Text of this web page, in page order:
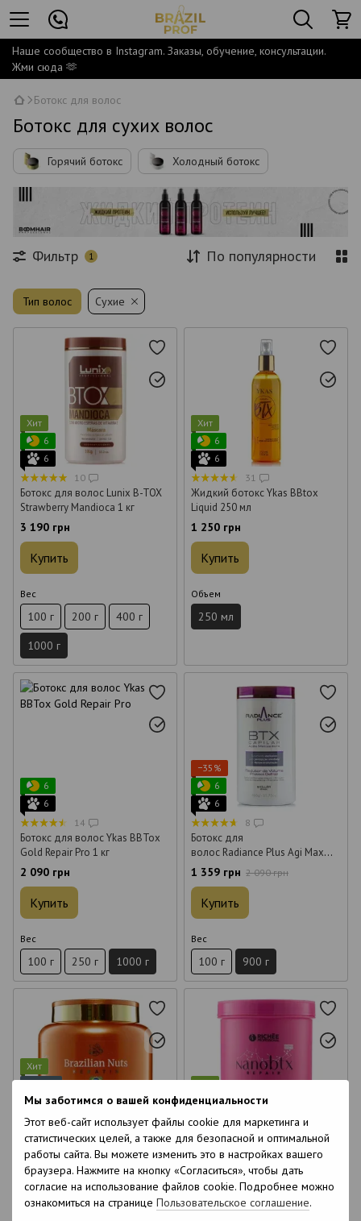
Мы заботимся о вашей конфиденциальности
Этот веб-сайт использует файлы cookie для маркетинга и
статистических целей, а также для безопасной и оптимальной
работы сайта. Вы можете изменить это в настройках вашего
браузера. Нажмите на кнопку «Согласиться», чтобы дать
согласие на использование файлов cookie. Подробнее можно
ознакомиться на странице Пользовательское соглашение.
Наше сообщество в Instagram. Заказы, обучение, консультации.
Жми сюда 🫶
Ботокс для волос
Ботокс для сухих волос
Горячий ботокс Холодный ботокс
Фильтр 1 По популярности
Тип волос Сухие
Хит
6
6
10
Ботокс для волос Lunix B-TOX
Strawberry Mandioca 1 кг
3 190 грн
Купить
Вес
100 г 200 г
400 г
1000 г
Хит
6
6
31
Жидкий ботокс Ykas BBtox
Liquid 250 мл
1 250 грн
Купить
Объем
250 мл
6
6
14
Ботокс для волос Ykas BBTox
Gold Repair Pro 1 кг
2 090 грн
Купить
Вес
100 г 250 г 1000 г
−35%
6
6
8
Ботокс для
волос Radiance Plus Agi Max
BTX Capilar 900 г
1 359 грн 2 090 грн
Купить
Вес
100 г 900 г
Хит
Видео
6
6
12
Ботокс для волос Felps Botox
Brazilian Nuts 1 кг
4 290 грн
Оптовые цены
Хит
6
6
15
Восстановление для волос
Richee Nanobotox Repair 1 кг
1 890 грн